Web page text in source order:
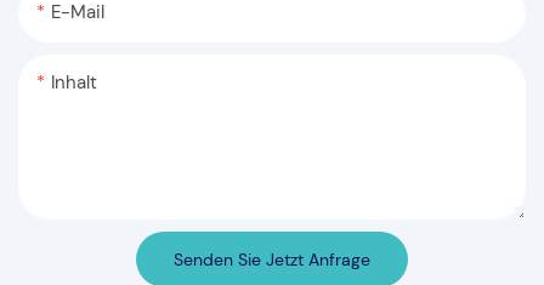
E-Mail
Inhalt
Senden Sie Jetzt Anfrage